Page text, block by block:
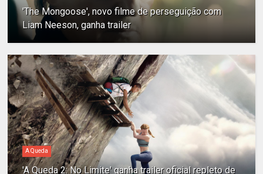
'The Mongoose', novo filme de perseguição com
Liam Neeson, ganha trailer
A Queda
'A Queda 2: No Limite' ganha trailer oficial repleto de